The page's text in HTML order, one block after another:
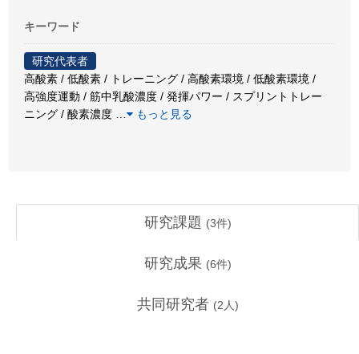
キーワード
研究代表者
高酸素 / 低酸素 / トレーニング / 高酸素環境 / 低酸素環境 /
高強度運動 / 筋中乳酸濃度 / 発揮パワー / スプリントトレー
ニング / 酸素濃度
もっと見る
研究課題 (3件)
研究成果 (6件)
共同研究者 (2 人)